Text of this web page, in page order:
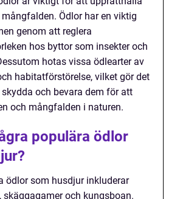
Ödlor har en viktig
genom att reglera
hos byttor som insekter och
hotas vissa ödlearter av
habitatförstörelse, vilket gör det
och bevara dem för att
och mångfalden i naturen.
populära ödlor
ödlor som husdjur inkluderar
skäggagamer och kungsboan.